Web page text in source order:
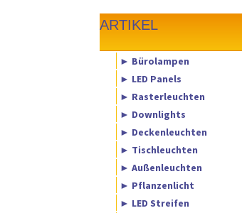
ARTIKEL
► Bürolampen
► LED Panels
► Rasterleuchten
► Downlights
► Deckenleuchten
► Tischleuchten
► Außenleuchten
► Pflanzenlicht
► LED Streifen